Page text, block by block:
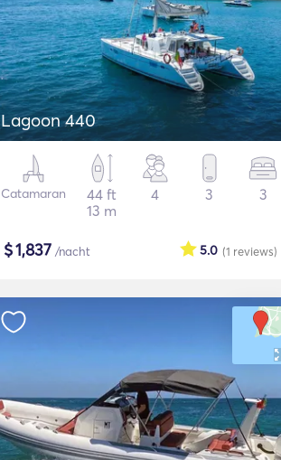
Lagoon 440
Catamaran
44 ft
13 m
4 3 3
$1,837 /nacht (1 reviews)
5.0